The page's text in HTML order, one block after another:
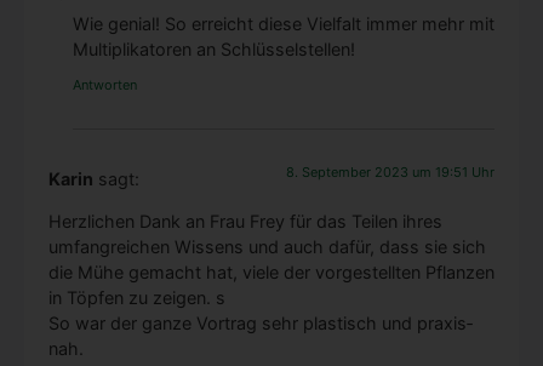
Wie geni­al! So erreicht die­se Viel­falt immer mehr mit
Mul­ti­pli­ka­to­ren an Schlüs­sel­stel­len!
Antworten
Karin sagt: 8. September 2023 um 19:51 Uhr
Herz­li­chen Dank an Frau Frey für das Tei­len ihres
umfang­rei­chen Wis­sens und auch dafür, dass sie sich
die Mühe gemacht hat, vie­le der vor­ge­stell­ten Pflan­zen
in Töp­fen zu zei­gen. s
So war der gan­ze Vor­trag sehr plas­tisch und pra­xis­
nah.